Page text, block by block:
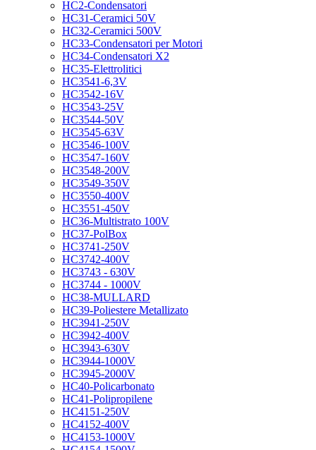
HC2-Condensatori
HC31-Ceramici 50V
HC32-Ceramici 500V
HC33-Condensatori per Motori
HC34-Condensatori X2
HC35-Elettrolitici
HC3541-6,3V
HC3542-16V
HC3543-25V
HC3544-50V
HC3545-63V
HC3546-100V
HC3547-160V
HC3548-200V
HC3549-350V
HC3550-400V
HC3551-450V
HC36-Multistrato 100V
HC37-PolBox
HC3741-250V
HC3742-400V
HC3743 - 630V
HC3744 - 1000V
HC38-MULLARD
HC39-Poliestere Metallizato
HC3941-250V
HC3942-400V
HC3943-630V
HC3944-1000V
HC3945-2000V
HC40-Policarbonato
HC41-Polipropilene
HC4151-250V
HC4152-400V
HC4153-1000V